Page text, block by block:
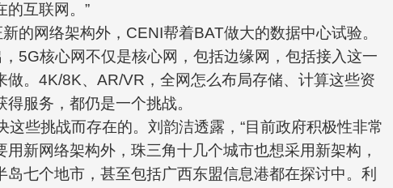
互联网。 ”
的网络架构外， CENI帮着BAT做大的数据中心试验。
5G核心网不仅是核心网，包括边缘网，包括接入这一
。 4K/8K、 AR/VR ，全网怎么布局存储、计算这些资
服务，都仍是一个挑战。
这些挑战而存在的。刘韵洁透露， “目前政府积极性非常
用新网络架构外，珠三角十几个城市也想采用新架构，
岛七个地市，甚至包括广西东盟信息港都在探讨中。利